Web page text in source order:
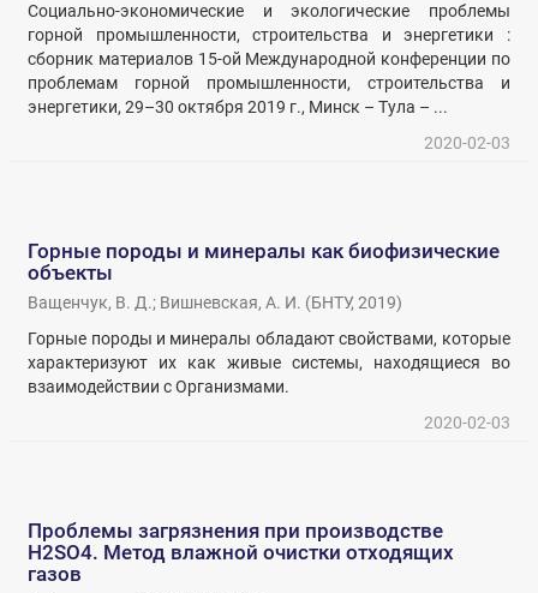
Социально-экономические и экологические проблемы
горной промышленности, строительства и энергетики :
сборник материалов 15-ой Международной конференции по
проблемам горной промышленности, строительства и
энергетики, 29–30 октября 2019 г., Минск – Тула – ...
2020-02-03
Горные породы и минералы как биофизические
объекты
Ващенчук, В. Д.; Вишневская, А. И. (БНТУ,2019)
Горные породы и минералы обладают свойствами, которые
характеризуют их как живые системы, находящиеся во
взаимодействии с Организмами.
2020-02-03
Проблемы загрязнения при производстве
H2SO4. Метод влажной очистки отходящих
газов